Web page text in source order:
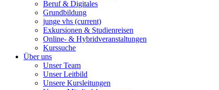
Beruf & Digitales
Grundbildung
junge vhs (current)
Exkursionen & Studienreisen
Online- & Hybridveranstaltungen
Kurssuche
Über uns
Unser Team
Unser Leitbild
Unsere Kursleitungen